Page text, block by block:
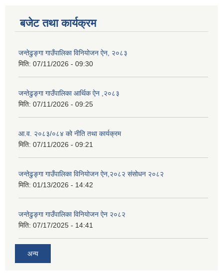
बजेट तथा कार्यक्रम
जन्तेढुङ्गा गाउँपालिका विनियोजन ऐन, २०८३
मिति: 07/11/2026 - 09:30
जन्तेढुङ्गा गाउँपालिका आर्थिक ऐन ,२०८३
मिति: 07/11/2026 - 09:25
आ.व. २०८३/०८४ को नीति तथा कार्यक्रम
मिति: 07/11/2026 - 09:21
जन्तेढुङ्गा गाउँपालिका विनियोजन ऐन,२०८२ संसोधन २०८२
मिति: 01/13/2026 - 14:42
जन्तेढुङ्गा गाउँपालिका विनियोजन ऐन २०८२
मिति: 07/17/2025 - 14:41
अन्य